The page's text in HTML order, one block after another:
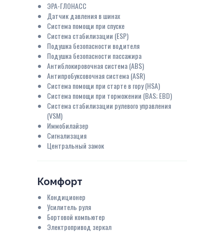
ЭРА-ГЛОНАСС
Датчик давления в шинах
Система помощи при спуске
Система стабилизации (ESP)
Подушка безопасности водителя
Подушка безопасности пассажира
Антиблокировочная система (ABS)
Антипробуксовочная система (ASR)
Система помощи при старте в гору (HSA)
Система помощи при торможении (BAS; EBD)
Система стабилизации рулевого управления
(VSM)
Иммобилайзер
Сигнализация
Центральный замок
Комфорт
Кондиционер
Усилитель руля
Бортовой компьютер
Электропривод зеркал